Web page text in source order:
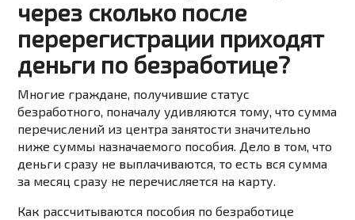
через сколько после
перерегистрации приходят
деньги по безработице?
Многие граждане, получившие статус
безработного, поначалу удивляются тому, что сумма
перечислений из центра занятости значительно
ниже суммы назначаемого пособия. Дело в том, что
деньги сразу не выплачиваются, то есть вся сумма
за месяц сразу не перечисляется на карту.
Как рассчитываются пособия по безработице